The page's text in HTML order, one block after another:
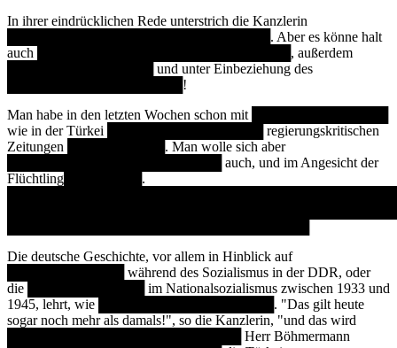
In ihrer eindrücklichen Rede unterstrich die Kanzlerin
███████████████████████████. Aber es könne halt
auch ██████████████████████████, außerdem
███████████████ und unter Einbeziehung des
██████████████████!
Man habe in den letzten Wochen schon mit ██████████████
wie in der Türkei ████████████████ regierungskritischen
Zeitungen ██████████. Man wolle sich aber
██████████████████████ auch, und im Angesicht der
Flüchtling████████.
Die deutsche Geschichte, vor allem in Hinblick auf
████████████ während des Sozialismus in der DDR, oder
die ████████████ im Nationalsozialismus zwischen 1933 und
1945, lehrt, wie ██████████████████. "Das gilt heute
sogar noch mehr als damals!", so die Kanzlerin, "und das wird
████████████████████████ Herr Böhmermann